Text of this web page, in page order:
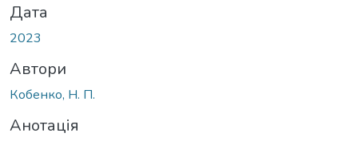
Дата
2023
Автори
Кобенко, Н. П.
Анотація